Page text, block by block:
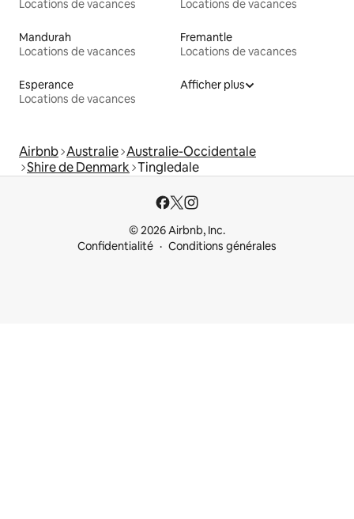
Locations de vacances Locations de vacances
Mandurah
Locations de vacances
Fremantle
Locations de vacances
Esperance
Locations de vacances
Afficher plus
Airbnb Australie Australie-Occidentale
Shire de Denmark Tingledale
© 2026 Airbnb, Inc.
Confidentialité
Conditions générales